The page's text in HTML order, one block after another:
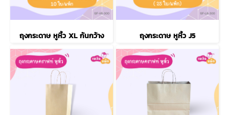
ถุงกระดาษ หูหิ้ว XL ก้นกว้าง ถุงกระดาษ หูหิ้ว J5